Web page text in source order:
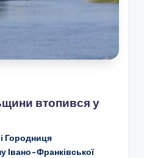
втопився у
Городниця
Івано-Франківської